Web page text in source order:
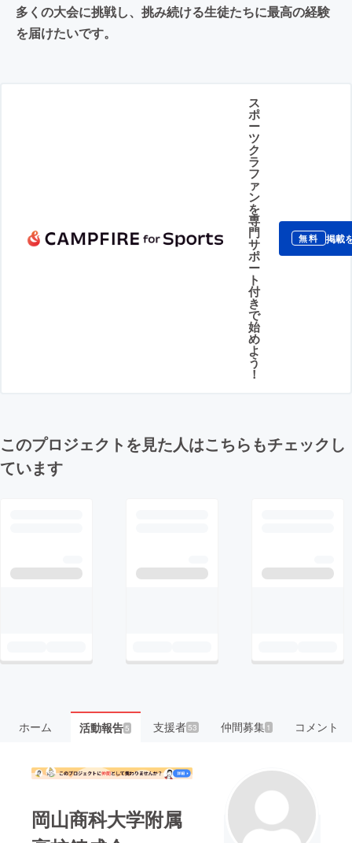
多くの大会に挑戦し、挑み続ける生徒たちに最高の経験
を届けたいです。
ス
ポ
ー
ツ
ク
ラ
フ
ァ
ン
を
専
門
サ
ポ
ー
ト
付
き
で
始
め
よ
う
！
無料 掲載
このプロジェクトを見た人はこちらもチェックし
ています
ホーム 活動報告5 支援者53 仲間募集 1 コメント
岡山商科大学附属